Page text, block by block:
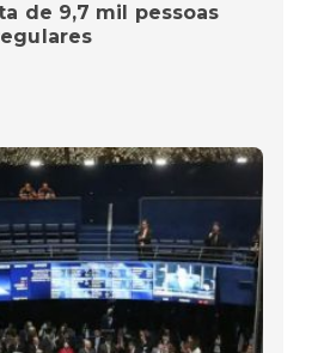
de 9,7 mil pessoas